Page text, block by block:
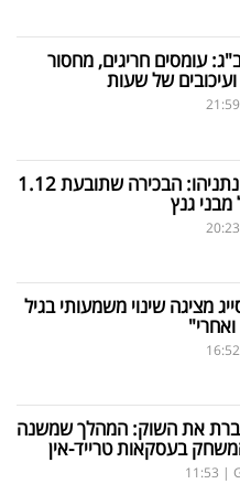
עומסים חריגים, מחסור
של שעות
21:59
אחרי יאיר נתניהו: הבכירה שתובעת 1.12
מבני גנץ
20:23
מציגה שינוי משמעותי בגיל
16:52
את השוק: המהלך שמשנה
בעסקאות טרייד-אין
|
11:53